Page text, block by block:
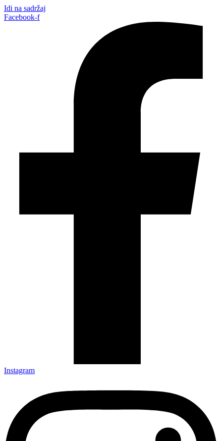
Idi na sadržaj
Facebook-f
Instagram